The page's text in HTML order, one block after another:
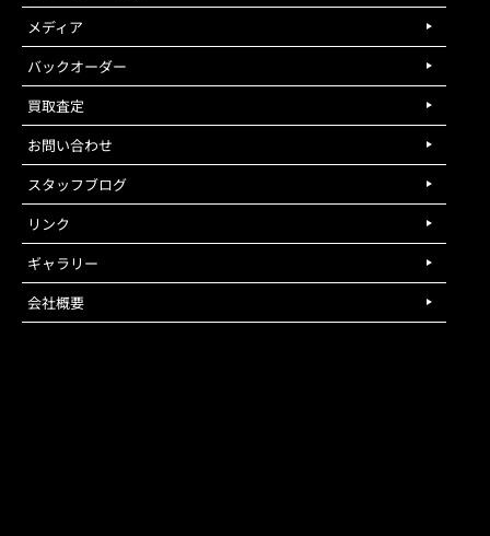
メディア
バックオーダー
買取査定
お問い合わせ
スタッフブログ
リンク
ギャラリー
会社概要